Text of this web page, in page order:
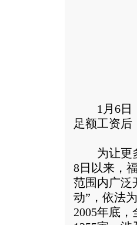
1月6日，
足额工资后
为让更多
8日以来，
范围内广泛
动”，依法
2005年底